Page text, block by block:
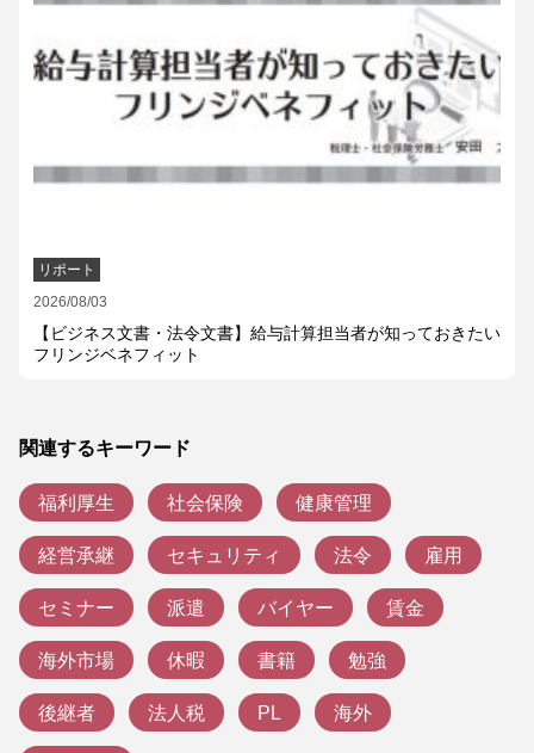
リポート
2026/08/03
【ビジネス文書・法令文書】給与計算担当者が知っておきたい
フリンジベネフィット
関連するキーワード
福利厚生 社会保険 健康管理
経営承継 セキュリティ 法令 雇用
セミナー 派遣 バイヤー 賃金
海外市場 休暇 書籍 勉強
後継者 法人税 PL 海外